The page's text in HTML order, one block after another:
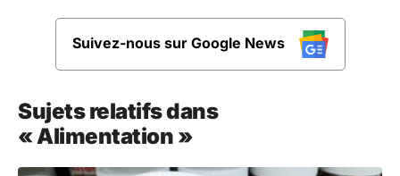
Suivez-nous sur Google News
Sujets relatifs dans
« Alimentation »